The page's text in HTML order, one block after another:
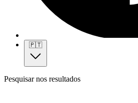
🇵🇹
Pesquisar nos resultados